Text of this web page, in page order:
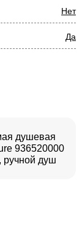
Нет
Да
душевая
936520000
ручной душ